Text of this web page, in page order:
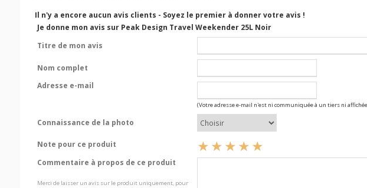
Il n'y a encore aucun avis clients - Soyez le premier à donner votre avis !
Je donne mon avis sur Peak Design Travel Weekender 25L Noir
Titre de mon avis
Nom complet
Adresse e-mail
(Votre adresse e-mail n'est ni communiquée à un tiers ni
Connaissance de la photo
Note pour ce produit
Commentaire à propos de ce produit
Merci de laisser un avis sur le produit uniquement, pour